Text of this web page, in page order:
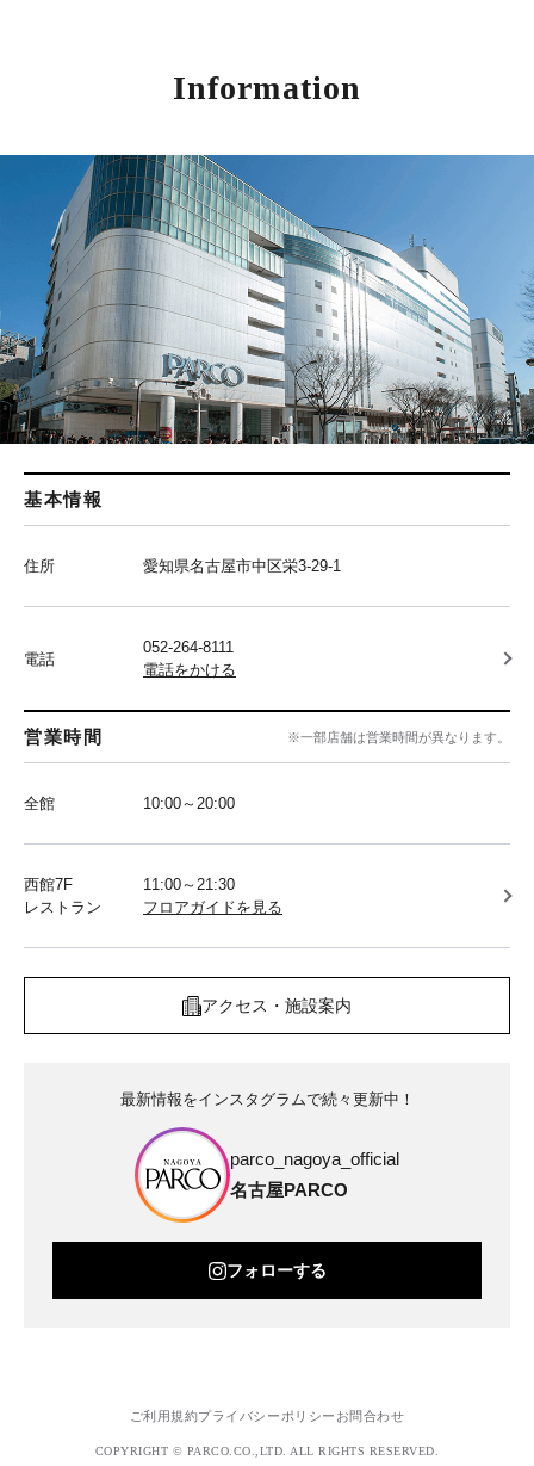
Information
基本情報
住所 愛知県名古屋市中区栄3-29-1
電話
052-264-8111
電話をかける
営業時間 ※一部店舗は営業時間が異なります。
全館 10:00～20:00
西館7F
レストラン
11:00～21:30
フロアガイドを見る
アクセス・施設案内
最新情報をインスタグラムで続々更新中！
parco_nagoya_official
名古屋PARCO
フォローする
ご利用規約プライバシーポリシー お問合わせ
COPYRIGHT © PARCO.CO.,LTD. ALL RIGHTS RESERVED.